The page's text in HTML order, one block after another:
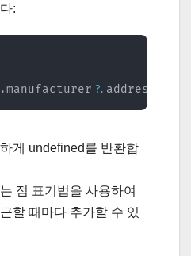
:
.manufacturer ?. address
게 undefined를 반환합
점 표기법을 사용하여
할 때마다 추가할 수 있